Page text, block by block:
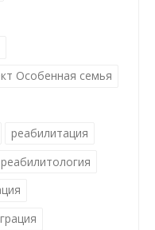
Особенная семья
реабилитация
реабилитология